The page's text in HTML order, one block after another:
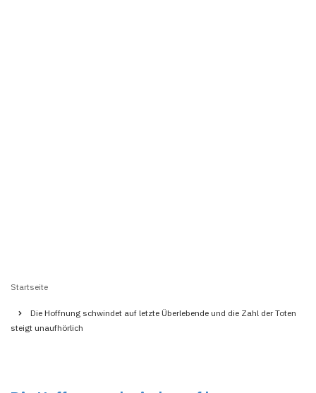
Startseite
Die Hoffnung schwindet auf letzte Überlebende und die Zahl der Toten
steigt unaufhörlich